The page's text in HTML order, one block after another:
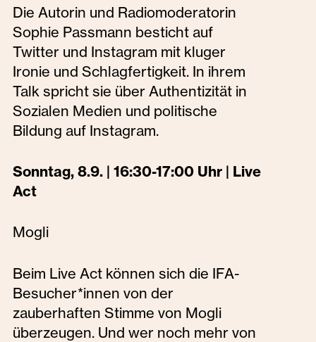
Die Autorin und Radiomoderatorin
Sophie Passmann besticht auf
Twitter und Instagram mit kluger
Ironie und Schlagfertigkeit. In ihrem
Talk spricht sie über Authentizität in
Sozialen Medien und politische
Bildung auf Instagram.
Sonntag, 8.9. | 16:30-17:00 Uhr | Live
Act
Mogli
Beim Live Act können sich die IFA-
Besucher*innen von der
zauberhaften Stimme von Mogli
überzeugen. Und wer noch mehr von